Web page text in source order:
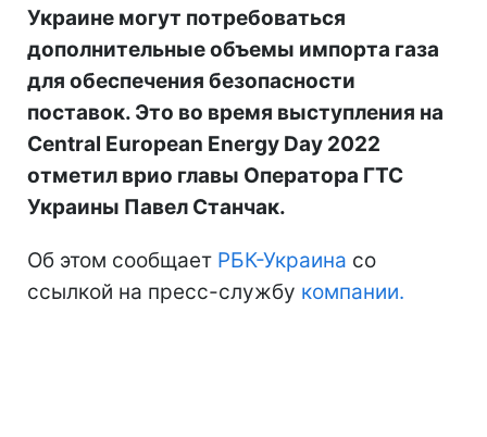
Украине могут потребоваться
дополнительные объемы импорта газа
для обеспечения безопасности
поставок. Это во время выступления на
Central European Energy Day 2022
отметил врио главы Оператора ГТС
Украины Павел Станчак.
Об этом сообщает РБК-Украина со
ссылкой на пресс-службу компании.